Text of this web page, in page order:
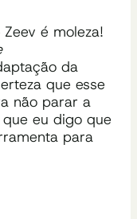
é moleza!
da
que esse
não parar a
eu digo que
para